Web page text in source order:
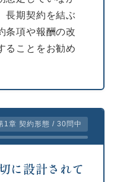
長期契約を結ぶ
条項や報酬の改
ることをお勧め
1章 契約形態 / 30問中
に設計されて